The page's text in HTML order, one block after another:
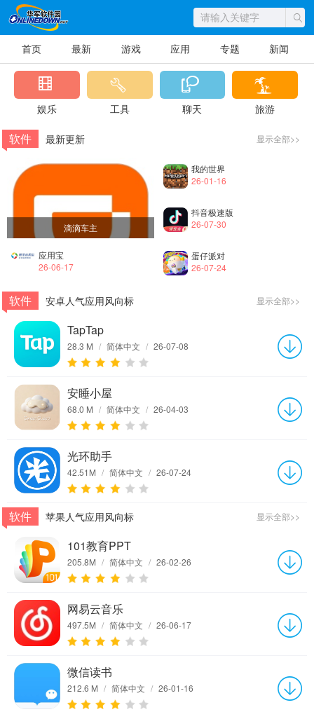
首页 最新 游戏 应用 专题 新闻
娱乐 工具 聊天 旅游
显示全部>>
软件 最新更新
我的世界
26-01-16
抖音极速版
26-07-30
蛋仔派对
26-07-24
滴滴车主
应用宝
26-06-17
显示全部>>
软件 安卓人气应用风向标
TapTap
28.3 M / 简体中文 / 26-07-08
安睡小屋
68.0 M / 简体中文 / 26-04-03
光环助手
42.51M / 简体中文 / 26-07-24
显示全部>>
软件 苹果人气应用风向标
101教育PPT
205.8M / 简体中文 / 26-02-26
网易云音乐
497.5M / 简体中文 / 26-06-17
微信读书
212.6 M / 简体中文 / 26-01-16